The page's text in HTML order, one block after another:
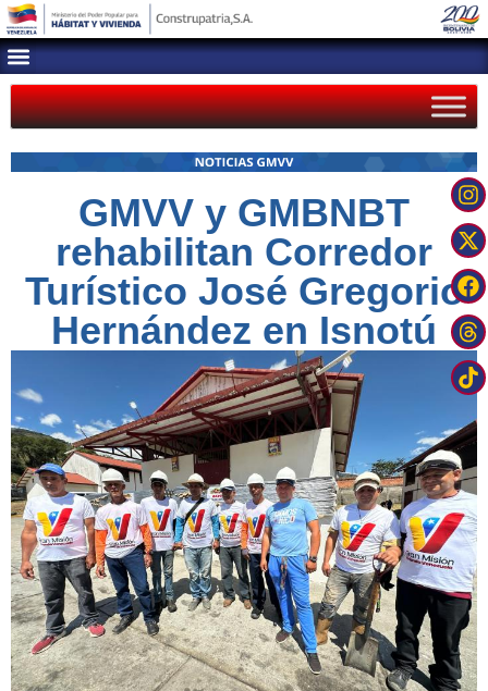
GMVV y GMBNBT
rehabilitan Corredor
Turístico José Gregorio
Hernández en Isnotú